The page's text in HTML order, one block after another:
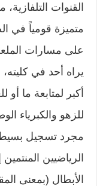
القنوات
متميزة قومياً في
على مسارات
يراه أحد في
أكبر لمتابعة ما
للزهو والكبرياء
مجرد تسجيل بسيط
الرياضيين
الأبطال (بمعنى